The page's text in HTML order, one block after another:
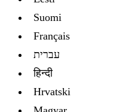
Suomi
Français
עברית
हिन्दी
Hrvatski